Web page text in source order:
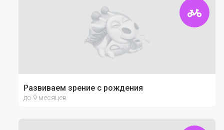
Развиваем зрение с рождения
до 9 месяцев